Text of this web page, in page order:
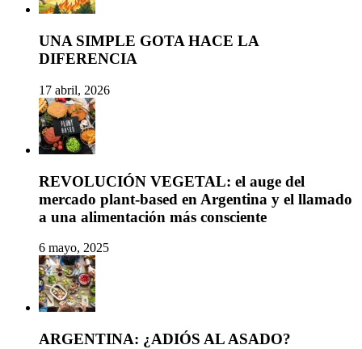
UNA SIMPLE GOTA HACE LA
DIFERENCIA
17 abril, 2026
REVOLUCIÓN VEGETAL: el auge del
mercado plant-based en Argentina y el llamado
a una alimentación más consciente
6 mayo, 2025
ARGENTINA: ¿ADIÓS AL ASADO?